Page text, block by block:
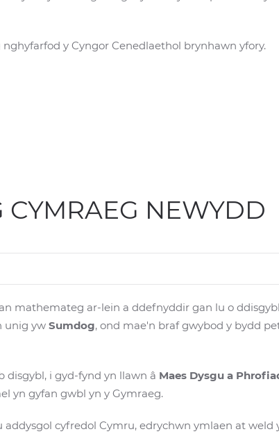
y Cyngor Cenedlaethol brynhawn yfory.
NEWYDD
mathemateg ar-lein a ddefnyddir gan lu o
unig yw Sumdog, ond mae'n braf gwybod y bydd
disgybl, i gyd-fynd yn llawn â Maes Dysgu a
yn gyfan gwbl yn y Gymraeg.
cyfredol Cymru, edrychwn ymlaen at weld